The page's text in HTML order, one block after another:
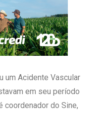
um Acidente Vascular
em seu período
coordenador do Sine,